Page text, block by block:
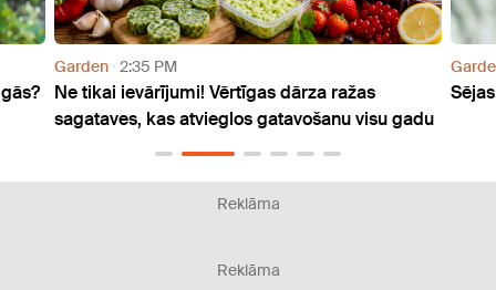
dārza ražas
gatavošanu visu gadu
Sējas dienu kalendārs jūlijam
Reklāma
Reklāma